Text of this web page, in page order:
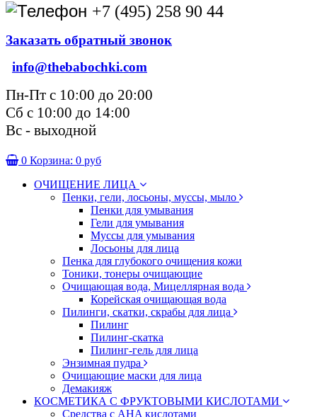
+7 (495) 258 90 44
Заказать обратный звонок
info@thebabochki.com
Пн-Пт с 10:00 до 20:00
Сб с 10:00 до 14:00
Вс - выходной
0 Корзина: 0 руб
ОЧИЩЕНИЕ ЛИЦА
Пенки, гели, лосьоны, муссы, мыло
Пенки для умывания
Гели для умывания
Муссы для умывания
Лосьоны для лица
Пенка для глубокого очищения кожи
Тоники, тонеры очищающие
Очищающая вода, Мицеллярная вода
Корейская очищающая вода
Пилинги, скатки, скрабы для лица
Пилинг
Пилинг-скатка
Пилинг-гель для лица
Энзимная пудра
Очищающие маски для лица
Демакияж
КОСМЕТИКА С ФРУКТОВЫМИ КИСЛОТАМИ
Средства с AHA кислотами